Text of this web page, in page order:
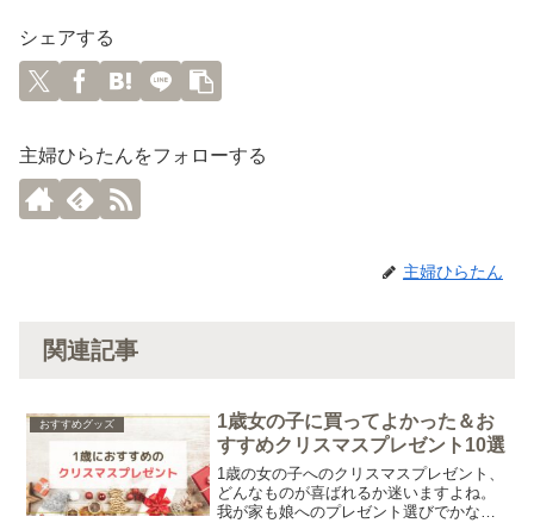
シェアする
主婦ひらたんをフォローする
主婦ひらたん
関連記事
おすすめグッズ
1歳女の子に買ってよかった＆お
すすめクリスマスプレゼント10選
1歳の女の子へのクリスマスプレゼント、
どんなものが喜ばれるか迷いますよね。
我が家も娘へのプレゼント選びでかなり